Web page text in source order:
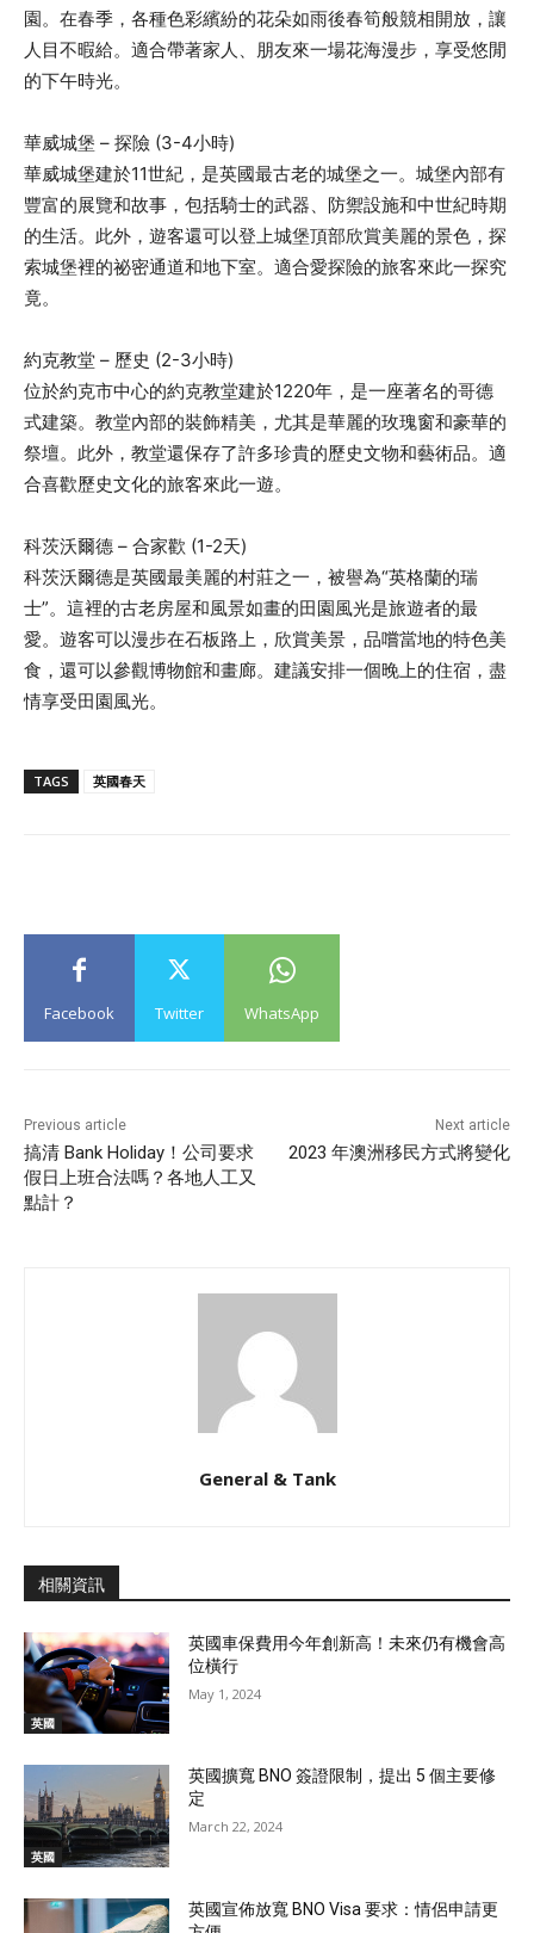
園。在春季，各種色彩繽紛的花朵如雨後春筍般競相開放，讓
人目不暇給。適合帶著家人、朋友來一場花海漫步，享受悠閒
的下午時光。
華威城堡 – 探險 (3-4小時)
華威城堡建於11世紀，是英國最古老的城堡之一。城堡內部有
豐富的展覽和故事，包括騎士的武器、防禦設施和中世紀時期
的生活。此外，遊客還可以登上城堡頂部欣賞美麗的景色，探
索城堡裡的祕密通道和地下室。適合愛探險的旅客來此一探究
竟。
約克教堂 – 歷史 (2-3小時)
位於約克市中心的約克教堂建於1220年，是一座著名的哥德
式建築。教堂內部的裝飾精美，尤其是華麗的玫瑰窗和豪華的
祭壇。此外，教堂還保存了許多珍貴的歷史文物和藝術品。適
合喜歡歷史文化的旅客來此一遊。
科茨沃爾德 – 合家歡 (1-2天)
科茨沃爾德是英國最美麗的村莊之一，被譽為“英格蘭的瑞
士”。這裡的古老房屋和風景如畫的田園風光是旅遊者的最
愛。遊客可以漫步在石板路上，欣賞美景，品嚐當地的特色美
食，還可以參觀博物館和畫廊。建議安排一個晚上的住宿，盡
情享受田園風光。
TAGS 英國春天
Facebook Twitter WhatsApp
Previous article
搞清 Bank Holiday！公司要求
假日上班合法嗎？各地人工又
點計？
Next article
2023 年澳洲移民方式將變化
General & Tank
相關資訊
英國
英國車保費用今年創新高！未來仍有機會高
位橫行
May 1, 2024
英國
英國擴寬 BNO 簽證限制，提出 5 個主要修
定
March 22, 2024
英國宣佈放寬 BNO Visa 要求：情侶申請更